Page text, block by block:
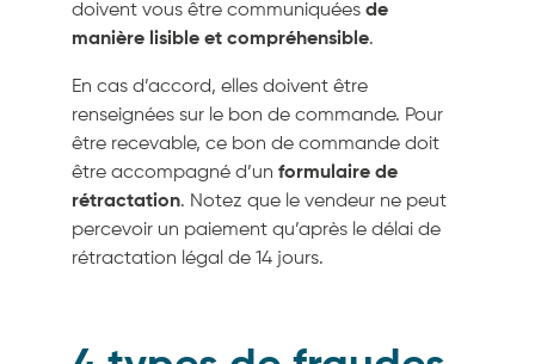
doivent vous être communiquées de
manière lisible et compréhensible.
En cas d’accord, elles doivent être
renseignées sur le bon de commande. Pour
être recevable, ce bon de commande doit
être accompagné d’un formulaire de
rétractation. Notez que le vendeur ne peut
percevoir un paiement qu’après le délai de
rétractation légal de 14 jours.